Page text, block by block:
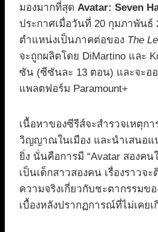
มองมากที่สุด Avatar: Seven
ประกาศเมื่อวันที่ 20 กุมภาพันธ์
ตำแหน่งเป็นภาคต่อของ The
จะถูกผลิตโดย DiMartino และ
ซัน (ซีซันละ 13 ตอน) และจะอ
แพลตฟอร์ม Paramount+
เนื้อหาของซีรีส์จะสำรวจเหตุก
วิญญาณในเมือง และนำเสนอแ
ยิ่ง นั่นคือการมี “Avatar สองคน
เป็นเด็กสาวสองคน เรื่องราวจ
ความจริงเกี่ยวกับชะตากรรมข
เบื้องหลังปรากฏการณ์ที่ไม่เคย